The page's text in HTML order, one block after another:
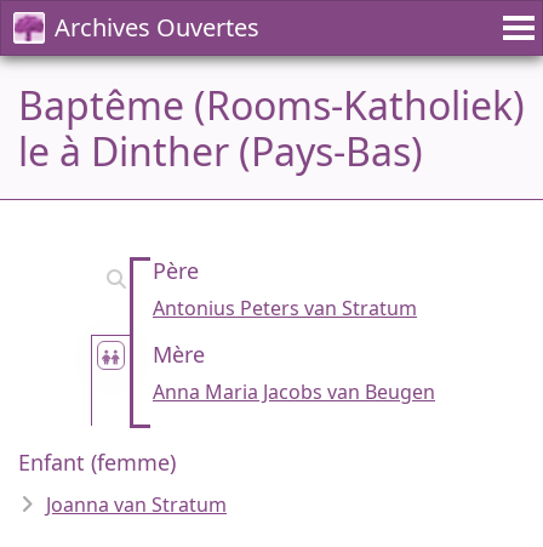
Archives Ouvertes
Baptême (Rooms-Katholiek)
le à Dinther (Pays-Bas)
Père
Antonius Peters van Stratum
Mère
Anna Maria Jacobs van Beugen
Enfant (femme)
Joanna van Stratum